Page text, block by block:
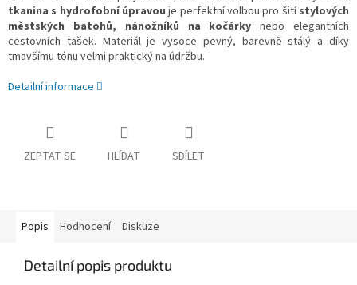
tkanina s hydrofobní úpravou je perfektní volbou pro šitístylových
městských batohů, nánožníků na kočárky nebo elegantních
cestovních tašek. Materiál je vysoce pevný, barevně stálý a díky
tmavšímu tónu velmi praktický na údržbu.
Detailní informace
ZEPTAT SE HLÍDAT SDÍLET
Popis Hodnocení Diskuze
Detailní popis produktu